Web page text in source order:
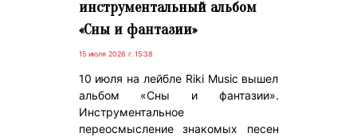
инструментальный альбом
«Сны и фантазии»
15 июля 2026 г. 15:38
10 июля на лейбле Riki Music вышел
альбом «Сны и фантазии».
Инструментальное
переосмысление знакомых песен